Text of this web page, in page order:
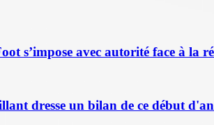
s’impose avec autorité face à la
dresse un bilan de ce début